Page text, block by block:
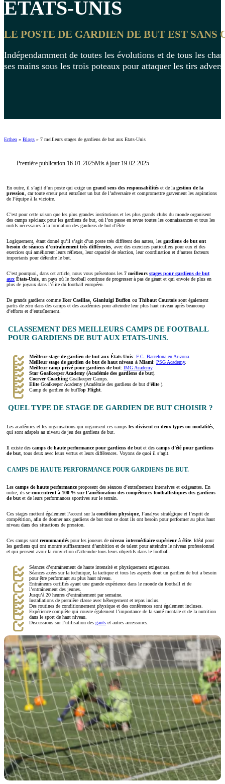
ETATS-UNIS
LE POSTE DE GARDIEN DE BUT EST
Indépendamment de toutes les évolutions et de tous les
ses mains sous les trois poteaux pour attaquer les tirs
Ertheo » Blogs » 7 meilleurs stages de gardiens de but aux Etats-Unis
Première publication 16-01-2025Mis à jour 19-02-2025
En outre, il s’agit d’un poste qui exige un grand sens des responsabilités et de la gestion de la
pression , car toute erreur peut entraîner un but de l’adversaire et compromettre gravement les aspirations
de l’équipe à la victoire.
C’est pour cette raison que les plus grandes institutions et les plus grands clubs du monde organisent
des camps spéciaux pour les gardiens de but, où l’on passe en revue toutes les connaissances et tous les
outils nécessaires à la formation des gardiens de but d’élite.
Logiquement, étant donné qu’il s’agit d’un poste très différent des autres, les gardiens de but ont
besoin de séances d’entraînement très différentes , avec des exercices particuliers pour eux et des
exercices qui améliorent leurs réflexes, leur capacité de réaction, leur coordination et d’autres facteurs
importants pour défendre le but.
C’est pourquoi, dans cet article, nous vous présentons les 7 meilleurs stages pour gardiens de but
aux États-Unis , un pays où le football continue de progresser à pas de géant et qui envoie de plus en
plus de joyaux dans l’élite du football européen.
De grands gardiens comme Iker Casillas Gianluigi Buffon ou Thibaut Courtois sont également
partis de zéro dans des camps et des académies pour atteindre leur plus haut niveau après beaucoup
d’efforts et d’entraînement.
CLASSEMENT DES MEILLEURS CAMPS DE FOOTBALL
POUR GARDIENS DE BUT AUX ETATS-UNIS.
Meilleur stage de gardien de but aux États-Unis: F.C. Barcelona en Arizona
Meilleur stage de gardien de but de haut niveau à Miami: PSG Academy.
Meilleur camp privé pour gardiens de but: IMG Academy.
Star Goalkeeper Academy (Académie des gardiens de but).
Coerver Coaching Goalkeeper Camps.
EliteGoalkeeper Academy (Académie des gardiens de but d’élite).
Camp de gardien de butTop Flight
QUEL TYPE DE STAGE DE GARDIEN DE BUT CHOISIR ?
Les académies et les organisations qui organisent ces camps les divisent en deux types ou modalités
qui sont adaptés au niveau de jeu des gardiens de but.
Il existe des camps de haute performance pour gardiens de but et des camps d’été pour gardiens
de but , tous deux avec leurs vertus et leurs différences. Voyons de quoi il s’agit.
CAMPS DE HAUTE PERFORMANCE POUR GARDIENS DE BUT.
Les camps de haute performanceproposent des séances d’entraînement intensives et exigeantes. En
outre, ils se concentrent à 100 % sur l’amélioration des compétences footballistiques des gardiens
de but et de leurs performances sportives sur le terrain.
Ces stages mettent également l’accent sur la condition physique, l’analyse stratégique et l’esprit de
compétition, afin de donner aux gardiens de but tout ce dont ils ont besoin pour performer au plus haut
niveau dans des situations de pression.
Ces camps sont recommandés pour les joueurs de niveau intermédiaire supérieur à élite. Idéal pour
les gardiens qui ont montré suffisamment d’ambition et de talent pour atteindre le niveau professionnel
et qui pensent avoir la conviction d’atteindre tous leurs objectifs dans le football.
Séances d’entraînement de haute intensité et physiquement exigeantes.
Séances axées sur la technique, la tactique et tous les aspects dont un gardien de but a besoin
pour être performant au plus haut niveau.
Entraîneurs certifiés ayant une grande expérience dans le monde du football et de
l’entraînement des jeunes.
Jusqu’à 20 heures d’entraînement par semaine.
Installations de première classe avec hébergement et repas inclus.
Des routines de conditionnement physique et des conférences sont également incluses.
Expérience complète qui couvre également l’importance de la santé mentale et de la nutrition
dans le sport de haut niveau.
Discussions sur l’utilisation des gants et autres accessoires.